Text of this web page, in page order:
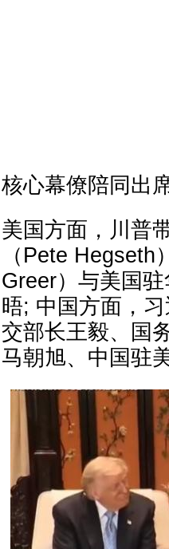
核心幕僚陪同出席
美国方面，川普
（Pete
Greer）与美国
晤; 中国方面，
交部长王毅、国
马朝旭、中国驻